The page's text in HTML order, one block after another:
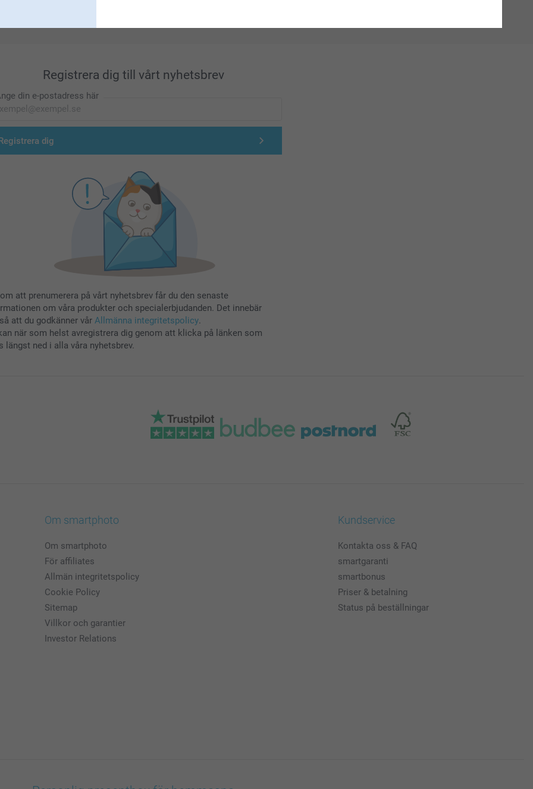
Registrera dig till vårt nyhetsbrev
din e-postadress här
dig
att prenumerera på vårt nyhetsbrev får du den senaste
om våra produkter och specialerbjudanden. Det innebär
att du godkänner vår Allmänna integritetspolicy.
när som helst avregistrera dig genom att klicka på länken som
längst ned i alla våra nyhetsbrev.
Om smartphoto
Om smartphoto
För affiliates
Allmän integritetspolicy
Cookie Policy
Sitemap
Villkor och garantier
Investor Relations
Kundservice
Kontakta oss & FAQ
smartgaranti
smartbonus
Priser & betalning
Status på beställningar